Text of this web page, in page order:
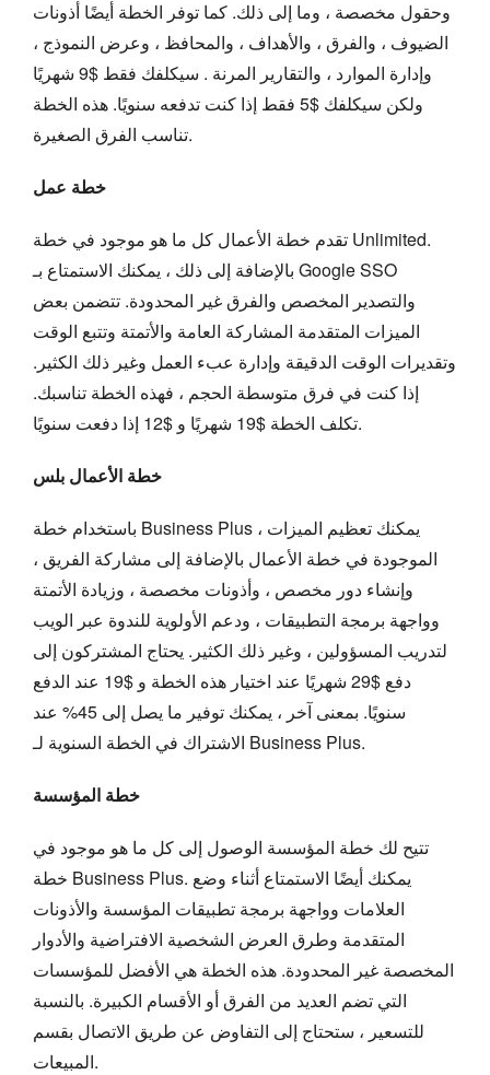
وحقول مخصصة ، وما إلى ذلك. كما توفر الخطة أيضًا أذونات
الضيوف ، والفرق ، والأهداف ، والمحافظ ، وعرض النموذج ،
وإدارة الموارد ، والتقارير المرنة . سيكلفك فقط $9 شهريًا
ولكن سيكلفك $5 فقط إذا كنت تدفعه سنويًا. هذه الخطة
تناسب الفرق الصغيرة.
خطة عمل
تقدم خطة الأعمال كل ما هو موجود في خطة Unlimited.
بالإضافة إلى ذلك ، يمكنك الاستمتاع بـ Google SSO
والتصدير المخصص والفرق غير المحدودة. تتضمن بعض
الميزات المتقدمة المشاركة العامة والأتمتة وتتبع الوقت
وتقديرات الوقت الدقيقة وإدارة عبء العمل وغير ذلك الكثير.
إذا كنت في فرق متوسطة الحجم ، فهذه الخطة تناسبك.
تكلف الخطة $19 شهريًا و $12 إذا دفعت سنويًا.
خطة الأعمال بلس
باستخدام خطة Business Plus ، يمكنك تعظيم الميزات
الموجودة في خطة الأعمال بالإضافة إلى مشاركة الفريق ،
وإنشاء دور مخصص ، وأذونات مخصصة ، وزيادة الأتمتة
وواجهة برمجة التطبيقات ، ودعم الأولوية للندوة عبر الويب
لتدريب المسؤولين ، وغير ذلك الكثير. يحتاج المشتركون إلى
دفع $29 شهريًا عند اختيار هذه الخطة و $19 عند الدفع
سنويًا. بمعنى آخر ، يمكنك توفير ما يصل إلى 45% عند
الاشتراك في الخطة السنوية لـ Business Plus.
خطة المؤسسة
تتيح لك خطة المؤسسة الوصول إلى كل ما هو موجود في
خطة Business Plus. يمكنك أيضًا الاستمتاع أثناء وضع
العلامات وواجهة برمجة تطبيقات المؤسسة والأذونات
المتقدمة وطرق العرض الشخصية الافتراضية والأدوار
المخصصة غير المحدودة. هذه الخطة هي الأفضل للمؤسسات
التي تضم العديد من الفرق أو الأقسام الكبيرة. بالنسبة
للتسعير ، ستحتاج إلى التفاوض عن طريق الاتصال بقسم
المبيعات.